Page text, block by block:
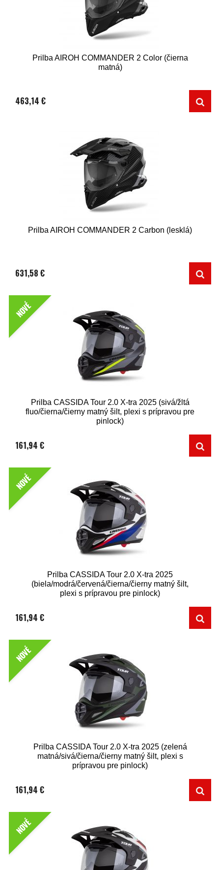
Prilba AIROH COMMANDER 2 Color (čierna
matná)
463,14 €
Prilba AIROH COMMANDER 2 Carbon (lesklá)
631,58 €
NOVÉ
Prilba CASSIDA Tour 2.0 X-tra 2025 (sivá/žltá
fluo/čierna/čierny matný šilt, plexi s prípravou pre
pinlock)
161,94 €
NOVÉ
Prilba CASSIDA Tour 2.0 X-tra 2025
(biela/modrá/červená/čierna/čierny matný šilt,
plexi s prípravou pre pinlock)
161,94 €
NOVÉ
Prilba CASSIDA Tour 2.0 X-tra 2025 (zelená
matná/sivá/čierna/čierny matný šilt, plexi s
prípravou pre pinlock)
161,94 €
NOVÉ